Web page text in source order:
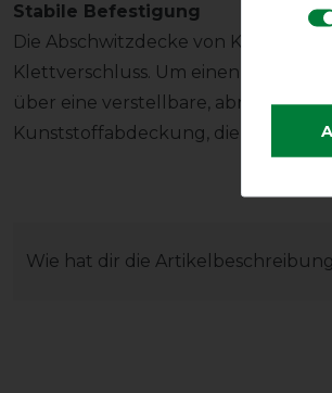
Stabile Befestigung
Die Abschwitzdecke von Kentucky
Klettverschluss. Um einen
über eine verstellbare,
Kunststoffabdeckung, die
Wie hat dir die